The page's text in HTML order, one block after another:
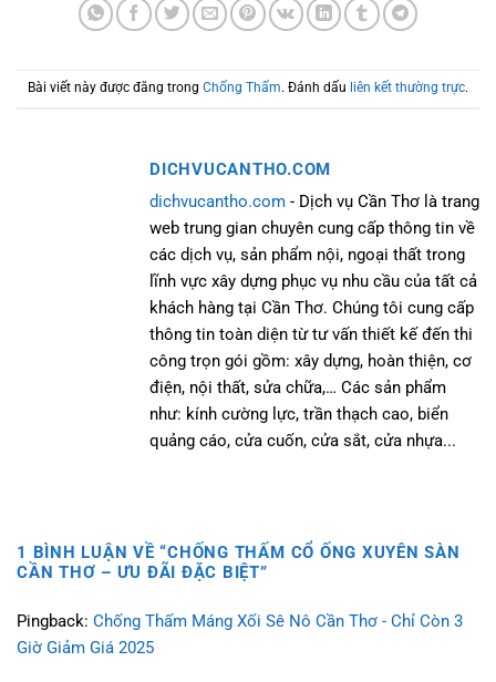
Bài viết này được đăng trong Chống Thấm. Đánh dấu liên kết thường trực.
DICHVUCANTHO.COM
dichvucantho.com - Dịch vụ Cần Thơ là trang
web trung gian chuyên cung cấp thông tin về
các dịch vụ, sản phẩm nội, ngoại thất trong
lĩnh vực xây dựng phục vụ nhu cầu của tất cả
khách hàng tại Cần Thơ. Chúng tôi cung cấp
thông tin toàn diện từ tư vấn thiết kế đến thi
công trọn gói gồm: xây dựng, hoàn thiện, cơ
điện, nội thất, sửa chữa,… Các sản phẩm
như: kính cường lực, trần thạch cao, biển
quảng cáo, cửa cuốn, cửa sắt, cửa nhựa...
1 BÌNH LUẬN VỀ “CHỐNG THẤM CỔ ỐNG XUYÊN SÀN
CẦN THƠ – ƯU ĐÃI ĐẶC BIỆT”
Pingback: Chống Thấm Máng Xối Sê Nô Cần Thơ - Chỉ Còn 3
Giờ Giảm Giá 2025